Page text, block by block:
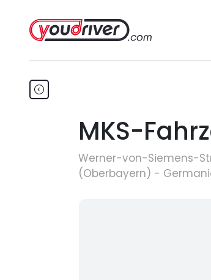
MKS-
Werner-von-Siemens-
(Oberbayern) -